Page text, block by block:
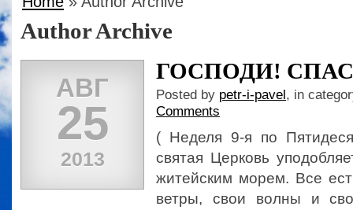
Author Archive
АВГ
25
2013
ГОСПОДИ!
Posted by petr-i-pavel, in
Comments
( Неделя 9-я по
святая Церковь
житейским морем. Все
ветры, свои волны и